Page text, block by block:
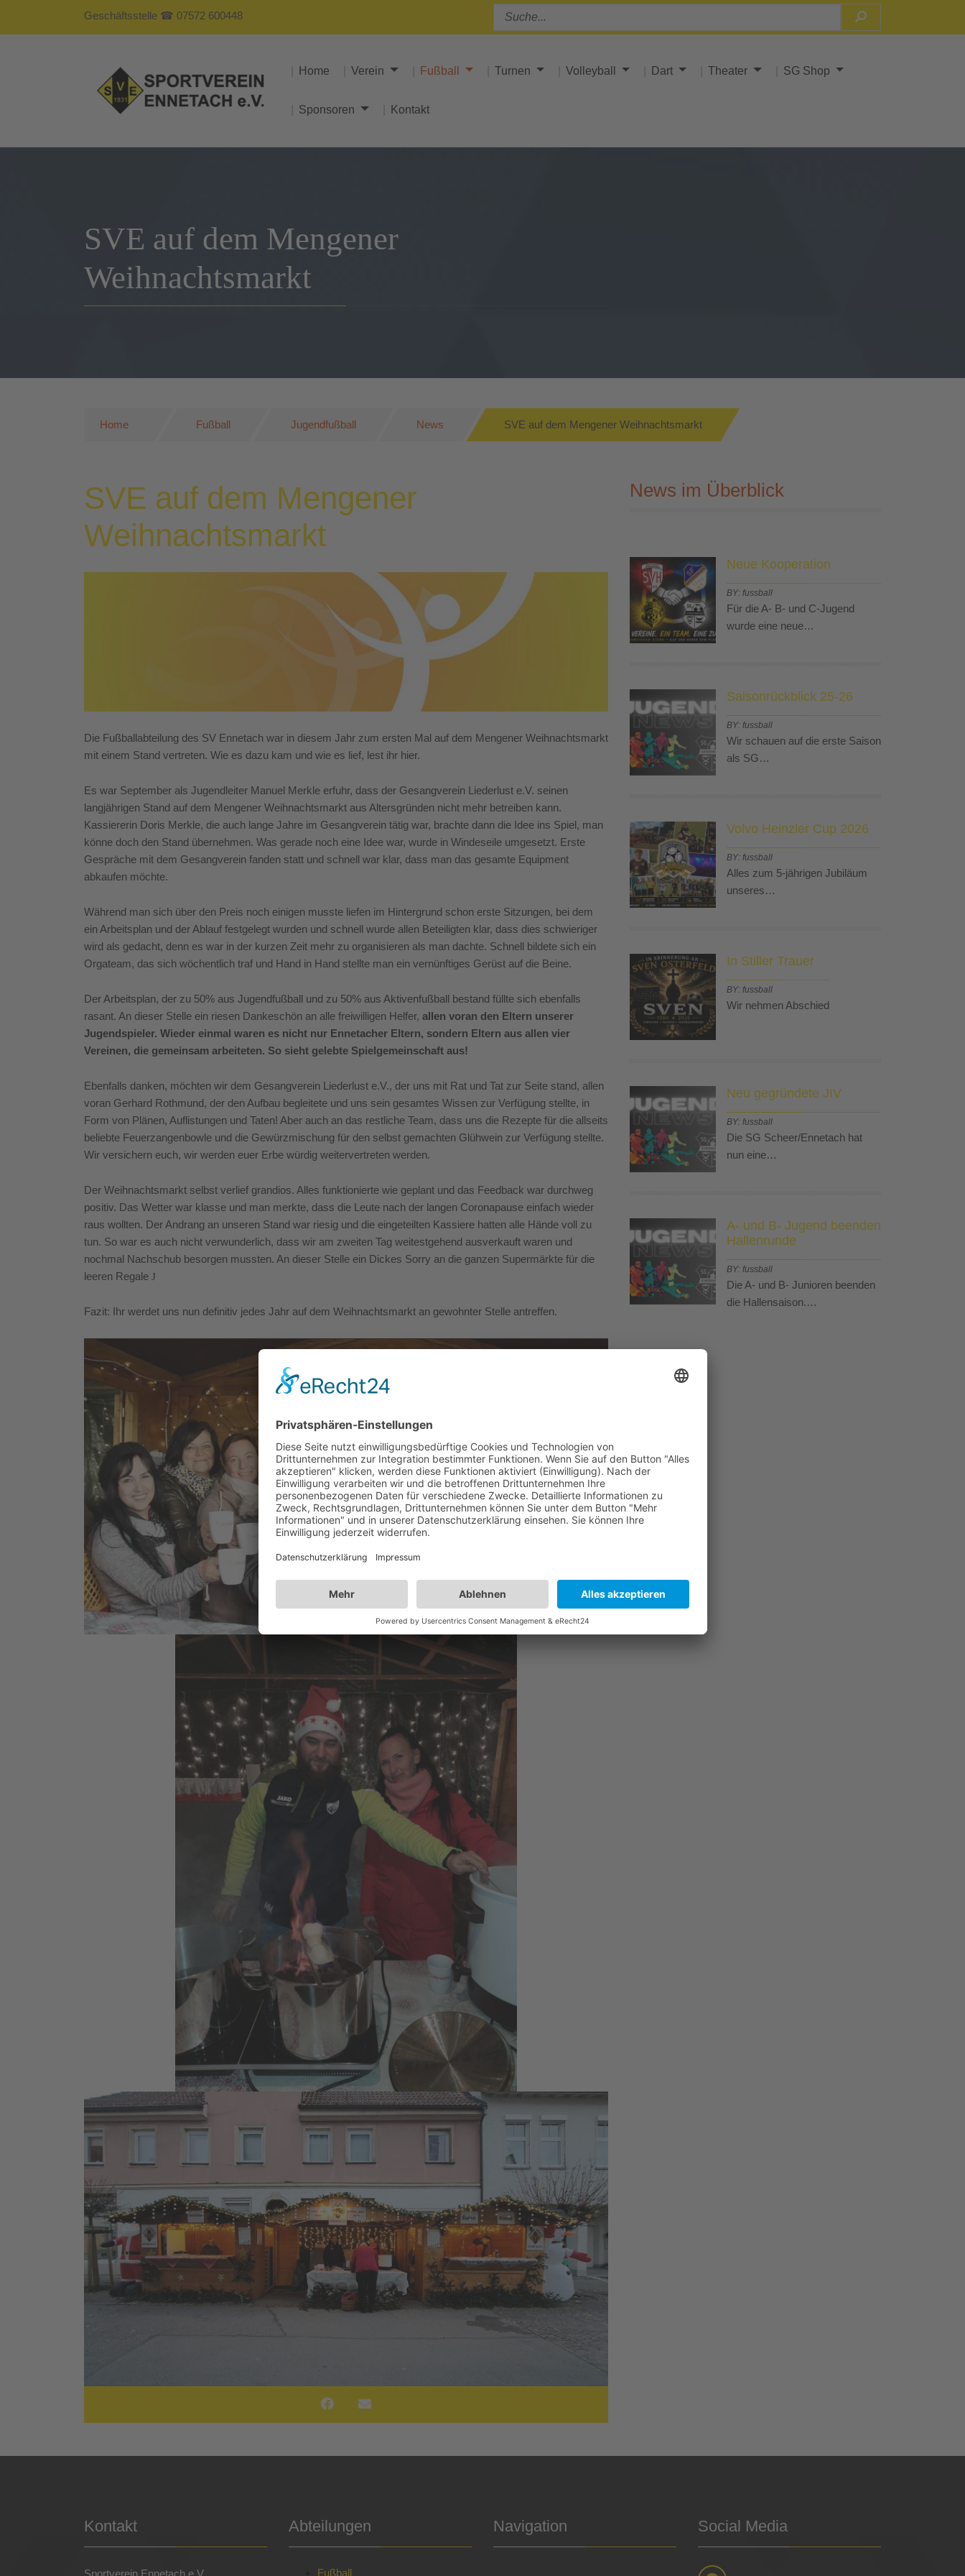
Geschäftsstelle ☎ 07572 600448
Home Verein Fußball Turnen Volleyball Dart Theater SG Shop
Sponsoren Kontakt
SVE auf dem Mengener
Weihnachtsmarkt
Home Fußball Jugendfußball News SVE auf dem Mengener Weihnachtsmarkt
SVE auf dem Mengener
Weihnachtsmarkt
Die Fußballabteilung des SV Ennetach war in diesem Jahr zum ersten Mal auf dem Mengener Weihnachtsmarkt
mit einem Stand vertreten. Wie es dazu kam und wie es lief, lest ihr hier.
Es war September als Jugendleiter Manuel Merkle erfuhr, dass der Gesangverein Liederlust e.V. seinen
langjährigen Stand auf dem Mengener Weihnachtsmarkt aus Altersgründen nicht mehr betreiben kann.
Kassiererin Doris Merkle, die auch lange Jahre im Gesangverein tätig war, brachte dann die Idee ins Spiel, man
könne doch den Stand übernehmen. Was gerade noch eine Idee war, wurde in Windeseile umgesetzt. Erste
Gespräche mit dem Gesangverein fanden statt und schnell war klar, dass man das gesamte Equipment
abkaufen möchte.
Während man sich über den Preis noch einigen musste liefen im Hintergrund schon erste Sitzungen, bei dem
ein Arbeitsplan und der Ablauf festgelegt wurden und schnell wurde allen Beteiligten klar, dass dies schwieriger
wird als gedacht, denn es war in der kurzen Zeit mehr zu organisieren als man dachte. Schnell bildete sich ein
Orgateam, das sich wöchentlich traf und Hand in Hand stellte man ein vernünftiges Gerüst auf die Beine.
Der Arbeitsplan, der zu 50% aus Jugendfußball und zu 50% aus Aktivenfußball bestand füllte sich ebenfalls
rasant. An dieser Stelle ein riesen Dankeschön an alle freiwilligen Helfer, allen voran den Eltern unserer
Jugendspieler. Wieder einmal waren es nicht nur Ennetacher Eltern, sondern Eltern aus allen vier
Vereinen, die gemeinsam arbeiteten. So sieht gelebte Spielgemeinschaft aus!
Ebenfalls danken, möchten wir dem Gesangverein Liederlust e.V., der uns mit Rat und Tat zur Seite stand, allen
voran Gerhard Rothmund, der den Aufbau begleitete und uns sein gesamtes Wissen zur Verfügung stellte, in
Form von Plänen, Auflistungen und Taten! Aber auch an das restliche Team, dass uns die Rezepte für die allseits
beliebte Feuerzangenbowle und die Gewürzmischung für den selbst gemachten Glühwein zur Verfügung stellte.
Wir versichern euch, wir werden euer Erbe würdig weitervertreten werden.
Der Weihnachtsmarkt selbst verlief grandios. Alles funktionierte wie geplant und das Feedback war durchweg
positiv. Das Wetter war klasse und man merkte, dass die Leute nach der langen Coronapause einfach wieder
raus wollten. Der Andrang an unseren Stand war riesig und die eingeteilten Kassiere hatten alle Hände voll zu
tun. So war es auch nicht verwunderlich, dass wir am zweiten Tag weitestgehend ausverkauft waren und
nochmal Nachschub besorgen mussten. An dieser Stelle ein Dickes Sorry an die ganzen Supermärkte für die
leeren Regale J
Fazit: Ihr werdet uns nun definitiv jedes Jahr auf dem Weihnachtsmarkt an gewohnter Stelle antreffen.
News im Überblick
Neue Kooperation
BY: fussball
Für die A- B- und C-Jugend
wurde eine neue…
Saisonrückblick 25-26
BY: fussball
Wir schauen auf die erste Saison
als SG…
Volvo Heinzler Cup 2026
BY: fussball
Alles zum 5-jährigen Jubiläum
unseres…
In Stiller Trauer
BY: fussball
Wir nehmen Abschied
Neu gegründete JIV
BY: fussball
Die SG Scheer/Ennetach hat
nun eine…
A- und B- Jugend beenden
Hallenrunde
BY: fussball
Die A- und B- Junioren beenden
die Hallensaison.…
Kontakt Abteilungen
Fußball
Navigation Social Media